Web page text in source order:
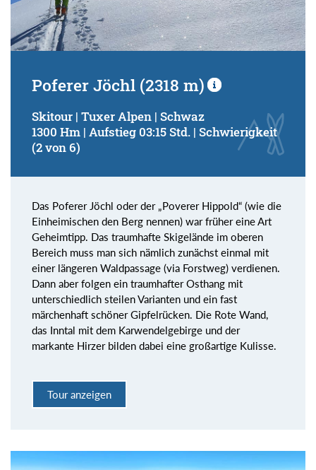
Poferer Jöchl (2318 m)
Skitour | Tuxer Alpen | Schwaz
1300 Hm | Aufstieg 03:15 Std. | Schwierigkeit
(2 von 6)
Das Poferer Jöchl oder der „Poverer Hippold“ (wie die
Einheimischen den Berg nennen) war früher eine Art
Geheimtipp. Das traumhafte Skigelände im oberen
Bereich muss man sich nämlich zunächst einmal mit
einer längeren Waldpassage (via Forstweg) verdienen.
Dann aber folgen ein traumhafter Osthang mit
unterschiedlich steilen Varianten und ein fast
märchenhaft schöner Gipfelrücken. Die Rote Wand,
das Inntal mit dem Karwendelgebirge und der
markante Hirzer bilden dabei eine großartige Kulisse.
Tour anzeigen